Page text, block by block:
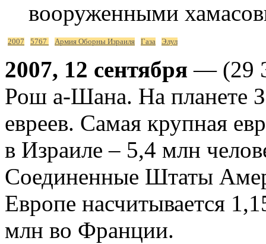
вооруженными
2007 5767 Армия Оборны Израиля Газа Элул
2007, 12 сентября — (29
Рош а-Шана. На планете
евреев. Самая крупная
в Израиле – 5,4 млн
Соединенные Штаты
Европе насчитывается
млн во Франции.